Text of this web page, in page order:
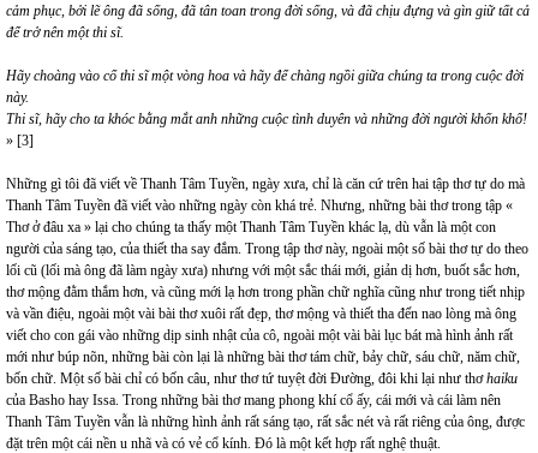
cảm phục, bởi lẽ ông đã sống, đã tân toan trong đời sống, và đã chịu đựng và gìn giữ tất cả
để trở nên một thi sĩ.
Hãy choàng vào cổ thi sĩ một vòng hoa và hãy để chàng ngồi giữa chúng ta trong cuộc đời
này.
Thi sĩ, hãy cho ta khóc bằng mắt anh những cuộc tình duyên và những đời người khốn khổ!
» [3]
Những gì tôi đã viết về Thanh Tâm Tuyền, ngày xưa, chỉ là căn cứ trên hai tập thơ tự do mà
Thanh Tâm Tuyền đã viết vào những ngày còn khá trẻ. Nhưng, những bài thơ trong tập «
Thơ ở đâu xa » lại cho chúng ta thấy một Thanh Tâm Tuyền khác lạ, dù vẫn là một con
người của sáng tạo, của thiết tha say đắm. Trong tập thơ này, ngoài một số bài thơ tự do theo
lối cũ (lối mà ông đã làm ngày xưa) nhưng với một sắc thái mới, giản dị hơn, buốt sắc hơn,
thơ mộng đằm thắm hơn, và cũng mới lạ hơn trong phần chữ nghĩa cũng như trong tiết nhịp
và vần điệu, ngoài một vài bài thơ xuôi rất đẹp, thơ mộng và thiết tha đến nao lòng mà ông
viết cho con gái vào những dịp sinh nhật của cô, ngoài một vài bài lục bát mà hình ảnh rất
mới như búp nõn, những bài còn lại là những bài thơ tám chữ, bảy chữ, sáu chữ, năm chữ,
bốn chữ. Một số bài chỉ có bốn câu, như thơ tứ tuyệt đời Đường, đôi khi lại như thơhaiku
của Basho hay Issa. Trong những bài thơ mang phong khí cổ ấy, cái mới và cái làm nên
Thanh Tâm Tuyền vẫn là những hình ảnh rất sáng tạo, rất sắc nét và rất riêng của ông, được
đặt trên một cái nền u nhã và có vẻ cổ kính. Đó là một kết hợp rất nghệ thuật.